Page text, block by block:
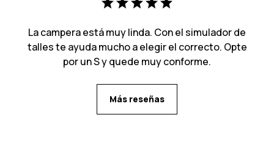
La campera está muy linda. Con el simulador de
talles te ayuda mucho a elegir el correcto. Opte
por un S y quede muy conforme.
Más reseñas